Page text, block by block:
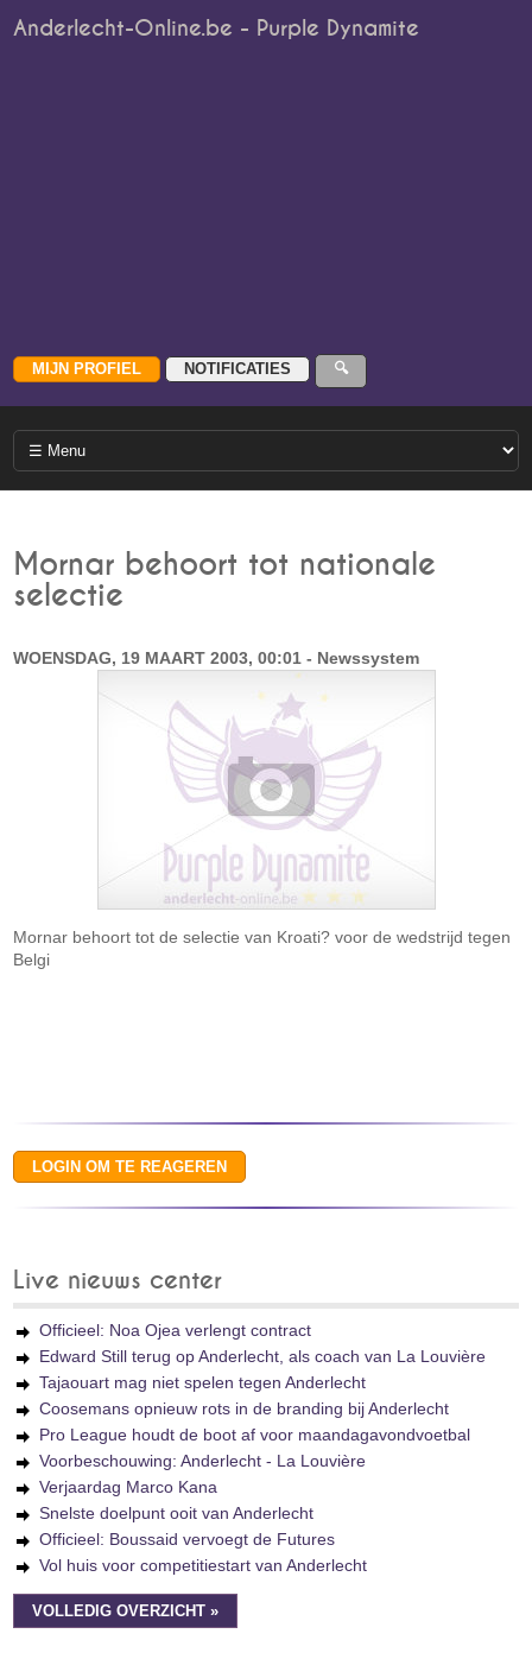
Anderlecht-Online.be - Purple Dynamite
Mornar behoort tot nationale
selectie
WOENSDAG, 19 MAART 2003, 00:01 - Newssystem
Mornar behoort tot de selectie van Kroati? voor de wedstrijd tegen
Belgi
Live nieuws center
Officieel: Noa Ojea verlengt contract
Edward Still terug op Anderlecht, als coach van La Louvière
Tajaouart mag niet spelen tegen Anderlecht
Coosemans opnieuw rots in de branding bij Anderlecht
Pro League houdt de boot af voor maandagavondvoetbal
Voorbeschouwing: Anderlecht - La Louvière
Verjaardag Marco Kana
Snelste doelpunt ooit van Anderlecht
Officieel: Boussaid vervoegt de Futures
Vol huis voor competitiestart van Anderlecht
VOLLEDIG OVERZICHT »